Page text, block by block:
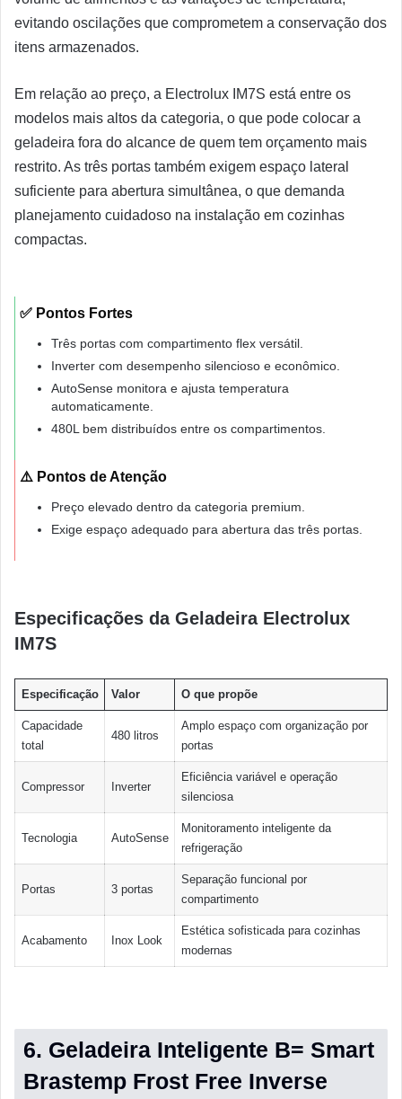
evitando oscilações que comprometem a conservação dos
itens armazenados.
Em relação ao preço, a Electrolux IM7S está entre os
modelos mais altos da categoria, o que pode colocar a
geladeira fora do alcance de quem tem orçamento mais
restrito. As três portas também exigem espaço lateral
suficiente para abertura simultânea, o que demanda
planejamento cuidadoso na instalação em cozinhas
compactas.
✅ Pontos Fortes
Três portas com compartimento flex versátil.
Inverter com desempenho silencioso e econômico.
AutoSense monitora e ajusta temperatura
automaticamente.
480L bem distribuídos entre os compartimentos.
⚠️ Pontos de Atenção
Preço elevado dentro da categoria premium.
Exige espaço adequado para abertura das três portas.
Especificações da Geladeira Electrolux
IM7S
Especificação Valor O que propõe
Capacidade
total
480 litros
Amplo espaço com organização por
portas
Compressor Inverter
Eficiência variável e operação
silenciosa
Tecnologia AutoSense
Monitoramento inteligente da
refrigeração
Portas 3 portas
Separação funcional por
compartimento
Acabamento Inox Look
Estética sofisticada para cozinhas
modernas
6. Geladeira Inteligente B= Smart
Brastemp Frost Free Inverse